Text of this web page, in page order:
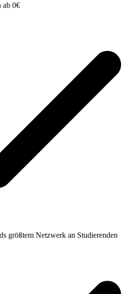
ab 0€
größtem Netzwerk an Studierenden